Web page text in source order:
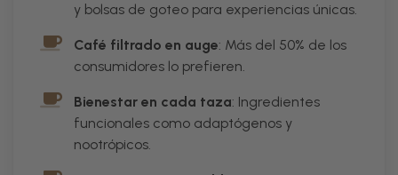
y bolsas de goteo para experiencias únicas.
Café filtrado en auge: Más del 50% de los
consumidores lo prefieren.
Bienestar en cada taza: Ingredientes
funcionales como adaptógenos y
nootrópicos.